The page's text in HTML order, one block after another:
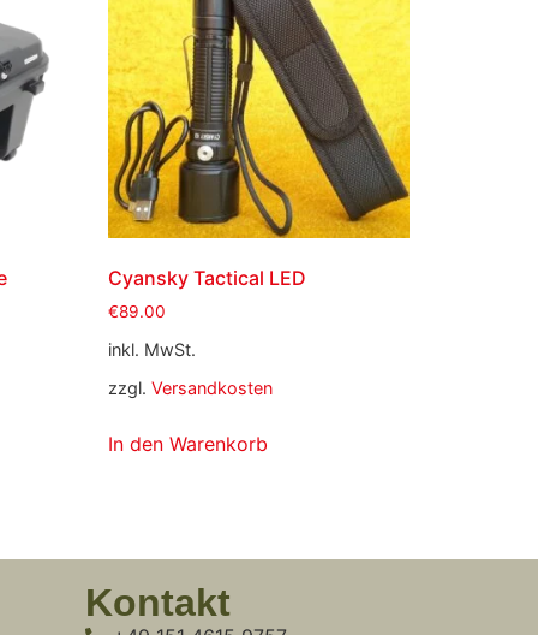
Cyansky Tactical LED
€89.00
inkl. MwSt.
zzgl.Versandkosten
In den Warenkorb
Kontakt